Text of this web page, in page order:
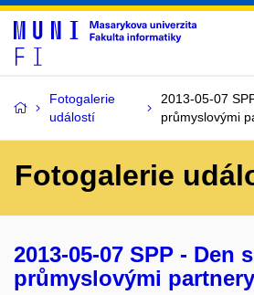
Fotogalerie
událostí
2013-05-07
průmyslovými
Fotogalerie
2013-05-07 SPP - Den s
průmyslovými partnery